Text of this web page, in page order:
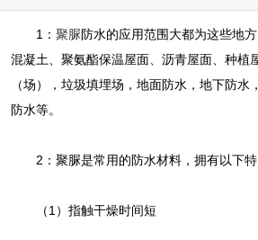
1： 聚脲防水的应用范围大都为这些地
混凝土、聚氨酯保温屋面、沥青屋面、种植
（场），垃圾填埋场，地面防水，地下防水
防水等。
2：聚脲是常用的防水材料，拥有以下特
（1）指触干燥时间短